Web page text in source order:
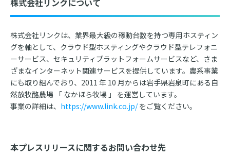
株式会社リンクについて
株式会社リンクは、業界最大級の稼動台数を持つ専用ホスティン
グを軸として、クラウド型ホスティングやクラウド型テレフォニ
ーサービス、セキュリティプラットフォームサービスなど、さま
ざまなインターネット関連サービスを提供しています。農系事業
にも取り組んでおり、2011 年 10 月からは岩手県岩泉町にある自
然放牧酪農場 「 なかほら牧場 」 を運営しています。
事業の詳細は、 https://www.link.co.jp/をご覧ください。
本プレスリリースに関するお問い合わせ先